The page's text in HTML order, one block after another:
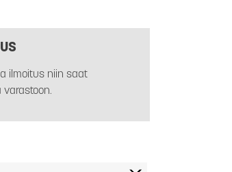
ilmoitus niin saat